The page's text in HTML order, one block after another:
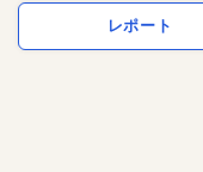
レポート